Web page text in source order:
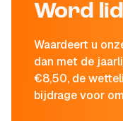
Word
Waardeert u
dan met de
€8,50, de
bijdrage voor